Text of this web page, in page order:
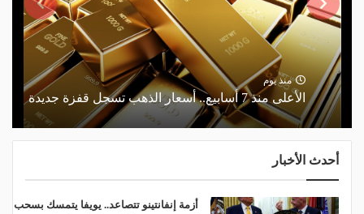
منذ يوم
الأعلى منذ 7 أسابيع.. أسعار الذهب تسجل قفزة جديدة
أحدث الأخبار
أزمة إنفانتينو تتصاعد.. يويفا يتمسك بسحب